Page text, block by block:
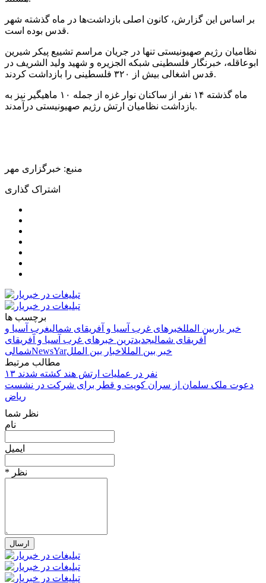
بر اساس این گزارش، کانون اصلی بازداشت‌ها در ماه گذشته شهر
قدس بوده است.
نظامیان رژیم صهیونیستی تنها در جریان مراسم تشییع پیکر شیرین
ابوعاقله، خبرنگار فلسطینی شبکه الجزیره و شهید ولید الشریف در
قدس اشغالی بیش از ۳۲۰ فلسطینی را بازداشت کردند.
ماه گذشته ۱۴ نفر از ساکنان نوار غزه از جمله ۱۰ ماهیگیر نیز به
بازداشت نظامیان ارتش رژیم صهیونیستی درآمدند.
منبع: خبرگزاری مهر
اشتراک گذاری
برچسب ها
خبر یار بین المللخبرهای غرب آسیا و آفریقای شمالیغرب آسیا و
آفریقای شمالیجدیدترین خبرهای غرب آسیا و آفریقای
شمالیNewsYar خبر بین المللاخبار بین الملل
مطالب مرتبط
۱۳ نفر در عملیات ارتش هند کشته شدند
دعوت ملک سلمان از سران کویت و قطر برای شرکت در نشست
ریاض
نظر شما
نام
ایمیل
* نظر